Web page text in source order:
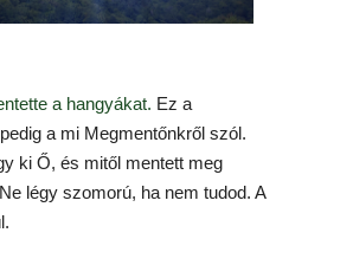
a hangyákat. Ez a
a mi Megmentőnkről szól.
ki Ő, és mitől mentett meg
légy szomorú, ha nem tudod. A